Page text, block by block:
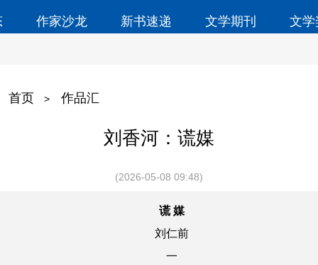
作家沙龙 新书速递 文学期刊 文
首页 > 作品汇
刘香河：谎媒
(2026-05-08 09:48)
谎 媒
刘仁前
一